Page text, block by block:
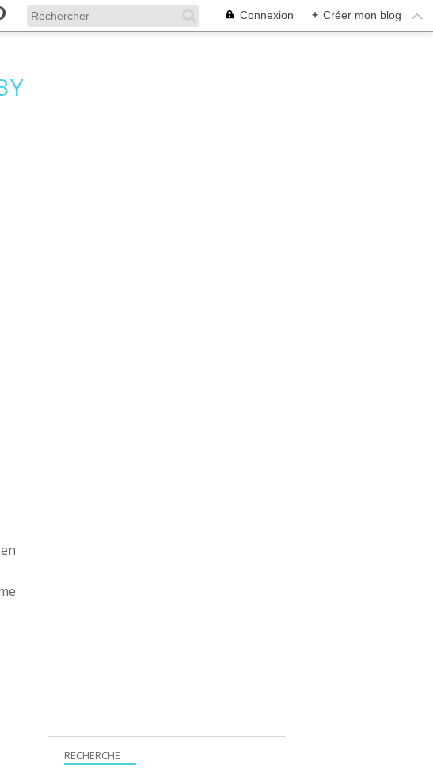
Connexion + Créer mon blog
RECHERCHE